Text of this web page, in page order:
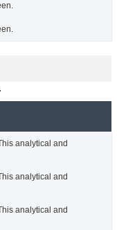
analytical and
analytical and
analytical and